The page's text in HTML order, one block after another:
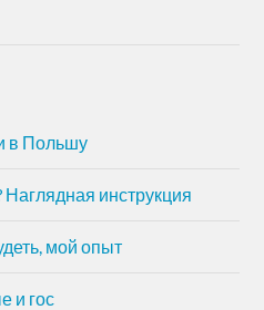
в Польшу
Наглядная инструкция
мой опыт
и гос